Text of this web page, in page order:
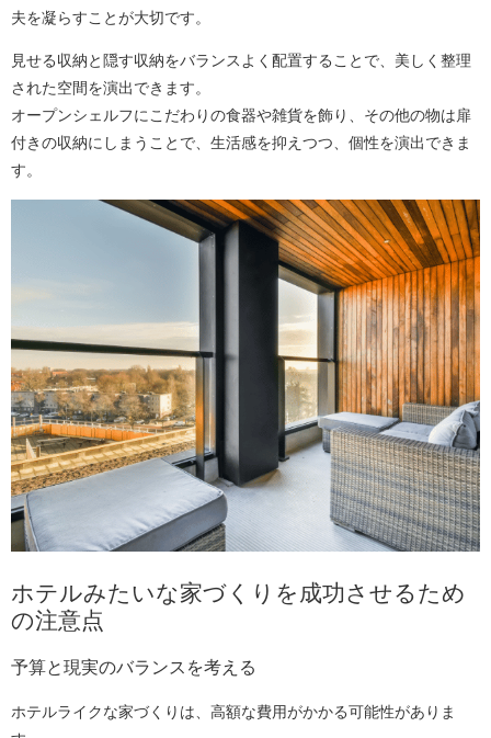
夫を凝らすことが大切です。
見せる収納と隠す収納をバランスよく配置することで、美しく整理
された空間を演出できます。
オープンシェルフにこだわりの食器や雑貨を飾り、その他の物は扉
付きの収納にしまうことで、生活感を抑えつつ、個性を演出できま
す。
ホテルみたいな家づくりを成功させるため
の注意点
予算と現実のバランスを考える
ホテルライクな家づくりは、高額な費用がかかる可能性がありま